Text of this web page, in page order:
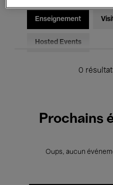
Enseignement
Hosted Events
0
Prochains
Oups, aucun